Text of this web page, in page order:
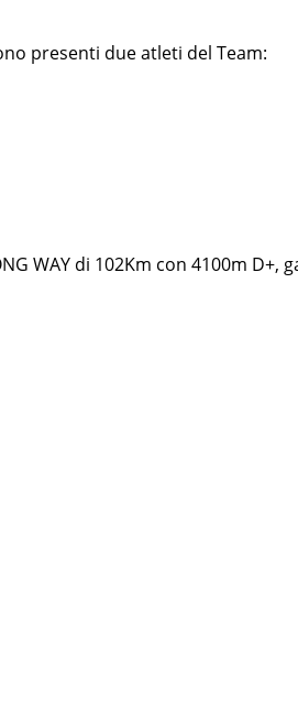
presenti due atleti del Team:
WAY di 102Km con 4100m D+,